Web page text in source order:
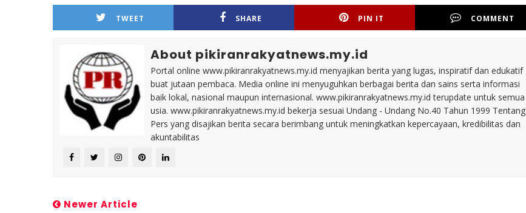
TWEET SHARE PIN IT COMMENT
About pikiranrakyatnews.my.id
Portal online www.pikiranrakyatnews.my.id menyajikan berita yang lugas, inspiratif dan edukatif
buat jutaan pembaca. Media online ini menyuguhkan berbagai berita dan sains serta informasi
baik lokal, nasional maupun internasional. www.pikiranrakyatnews.my.id terupdate untuk semua
usia. www.pikiranrakyatnews.my.id bekerja sesuai Undang - Undang No.40 Tahun 1999 Tentang
Pers yang disajikan berita secara berimbang untuk meningkatkan kepercayaan, kredibilitas dan
akuntabilitas
Newer Article